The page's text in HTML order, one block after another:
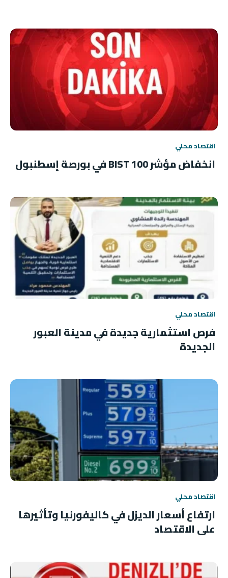
اقتصاد محلي
انخفاض مؤشر BIST 100 في بورصة إسطنبول
اقتصاد محلي
فرص استثمارية جديدة في مدينة العبور
الجديدة
اقتصاد محلي
ارتفاع أسعار الديزل في كاليفورنيا وتأثيرها
على الاقتصاد